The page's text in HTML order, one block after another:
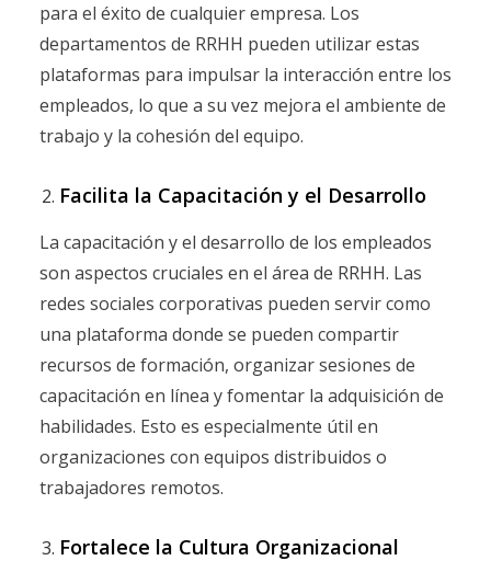
para el éxito de cualquier empresa. Los
departamentos de RRHH pueden utilizar estas
plataformas para impulsar la interacción entre los
empleados, lo que a su vez mejora el ambiente de
trabajo y la cohesión del equipo.
Facilita la Capacitación y el Desarrollo
La capacitación y el desarrollo de los empleados
son aspectos cruciales en el área de RRHH. Las
redes sociales corporativas pueden servir como
una plataforma donde se pueden compartir
recursos de formación, organizar sesiones de
capacitación en línea y fomentar la adquisición de
habilidades. Esto es especialmente útil en
organizaciones con equipos distribuidos o
trabajadores remotos.
Fortalece la Cultura Organizacional